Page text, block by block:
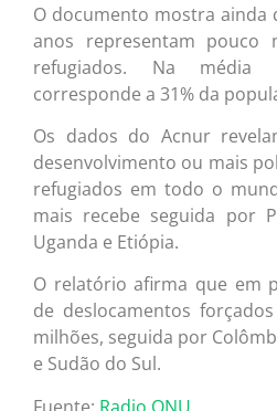
O documento mostra ainda
anos representam pouco
refugiados. Na média
corresponde a 31% da
Os dados do Acnur
desenvolvimento ou mais
refugiados em todo o
mais recebe seguida por
Uganda e Etiópia.
O relatório afirma que em
de deslocamentos
milhões, seguida por
e Sudão do Sul.